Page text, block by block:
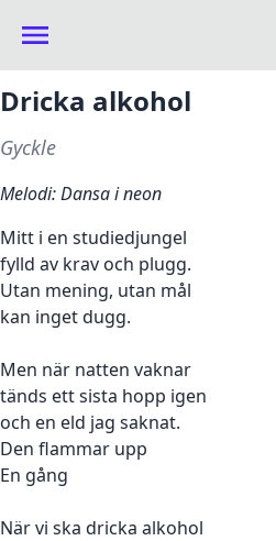
Dricka alkohol
Gyckle
Melodi: Dansa i neon
Mitt i en studiedjungel
fylld av krav och plugg.
Utan mening, utan mål
kan inget dugg.
Men när natten vaknar
tänds ett sista hopp igen
och en eld jag saknat.
Den flammar upp
En gång
När vi ska dricka alkohol